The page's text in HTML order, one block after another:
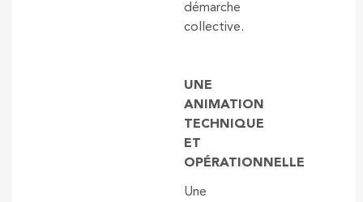
démarche
collective.
UNE
ANIMATION
TECHNIQUE
ET
OPÉRATIONNELLE
Une